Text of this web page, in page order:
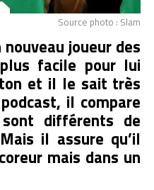
Source photo : Slam
joueur des
facile pour lui
et il le sait très
il compare
différents de
il assure qu’il
mais dans un